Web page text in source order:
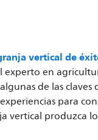
vertical de
experto en
de las claves
para
vertical produzca